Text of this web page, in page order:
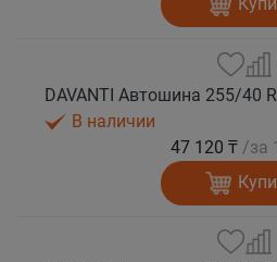
В наличии
47 120 ₸ /за